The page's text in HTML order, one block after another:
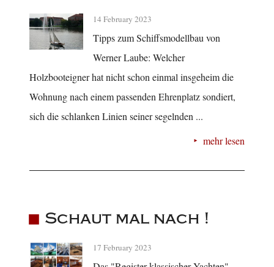
14 February 2023
Tipps zum Schiffsmodellbau von
Werner Laube: Welcher
Holzbooteigner hat nicht schon einmal insgeheim die
Wohnung nach einem passenden Ehrenplatz sondiert,
sich die schlanken Linien seiner segelnden ...
mehr lesen
Schaut mal nach !
17 February 2023